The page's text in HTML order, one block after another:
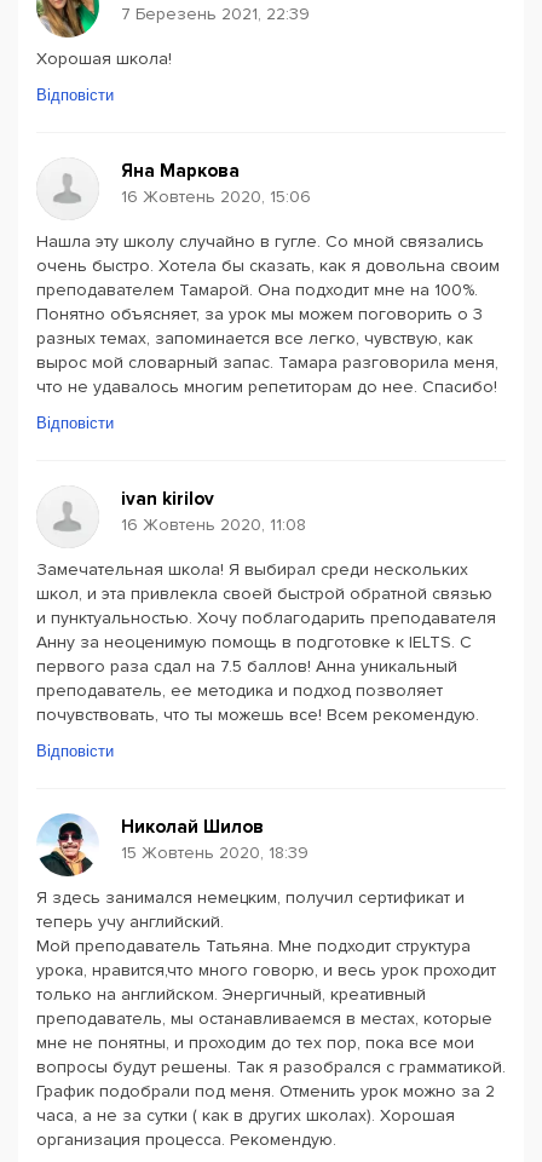
7 Березень 2021, 22:39
Хорошая школа!
Відповісти
Яна Маркова
16 Жовтень 2020, 15:06
Нашла эту школу случайно в гугле. Со мной связались
очень быстро. Хотела бы сказать, как я довольна своим
преподавателем Тамарой. Она подходит мне на 100%.
Понятно объясняет, за урок мы можем поговорить о 3
разных темах, запоминается все легко, чувствую, как
вырос мой словарный запас. Тамара разговорила меня,
что не удавалось многим репетиторам до нее. Спасибо!
Відповісти
ivan kirilov
16 Жовтень 2020, 11:08
Замечательная школа! Я выбирал среди нескольких
школ, и эта привлекла своей быстрой обратной связью
и пунктуальностью. Хочу поблагодарить преподавателя
Анну за неоценимую помощь в подготовке к IELTS. С
первого раза сдал на 7.5 баллов! Анна уникальный
преподаватель, ее методика и подход позволяет
почувствовать, что ты можешь все! Всем рекомендую.
Відповісти
Николай Шилов
15 Жовтень 2020, 18:39
Я здесь занимался немецким, получил сертификат и
теперь учу английский.
Мой преподаватель Татьяна. Мне подходит структура
урока, нравится,что много говорю, и весь урок проходит
только на английском. Энергичный, креативный
преподаватель, мы останавливаемся в местах, которые
мне не понятны, и проходим до тех пор, пока все мои
вопросы будут решены. Так я разобрался с грамматикой.
График подобрали под меня. Отменить урок можно за 2
часа, а не за сутки ( как в других школах). Хорошая
организация процесса. Рекомендую.